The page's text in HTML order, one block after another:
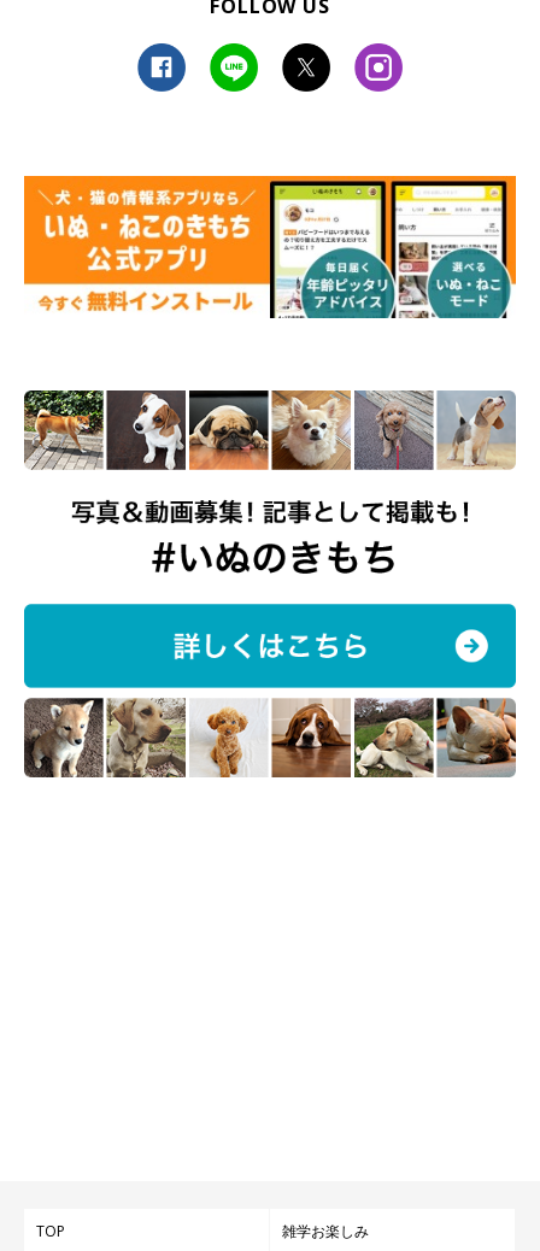
い
チョコくんを家族に迎え、癒し溢れる日々を過ごしている飼い主
さん。最後に、「大切な家族の一員」だというチョコくんへ、こ
んな思いを語っています。
※この記事は投稿者さまに取材し、了承の上制作したものです。
FOLLOW US
TOP 雑学お楽しみ